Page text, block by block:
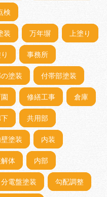
検
装 万年塀 上塗り
事務所
塗装 付帯部塗装
修繕工事 倉庫
共用部
塗装 内装
体 内部
分電盤塗装 勾配調整